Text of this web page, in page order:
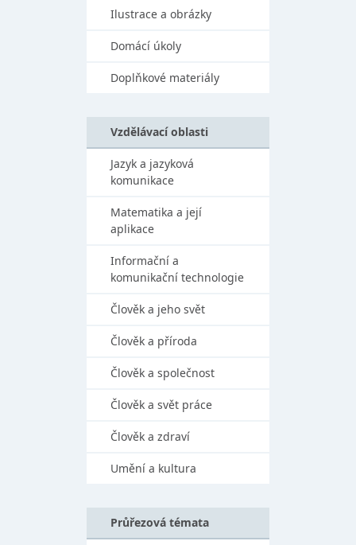
Ilustrace a obrázky
Domácí úkoly
Doplňkové materiály
Vzdělávací oblasti
Jazyk a jazyková
komunikace
Matematika a její
aplikace
Informační a
komunikační technologie
Člověk a jeho svět
Člověk a příroda
Člověk a společnost
Člověk a svět práce
Člověk a zdraví
Umění a kultura
Průřezová témata